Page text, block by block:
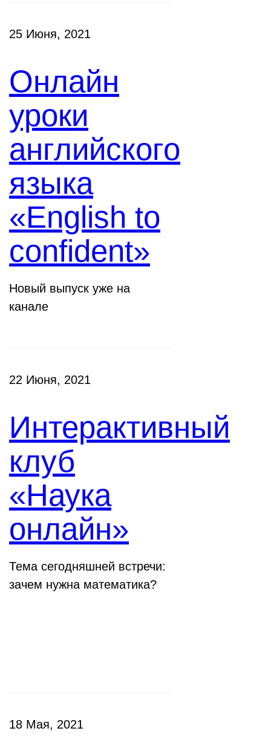
25 Июня, 2021
Онлайн
уроки
английского
языка
«English to
confident»
Новый выпуск уже на
канале
22 Июня, 2021
Интерактивный
клуб
«Наука
онлайн»
Тема сегодняшней встречи:
зачем нужна математика?
18 Мая, 2021